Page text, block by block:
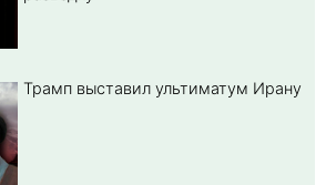
Трамп выставил ультиматум Ирану